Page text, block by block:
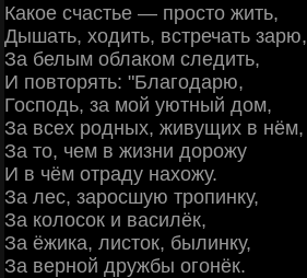
Какое счастье — просто жить,
Дышать, ходить, встречать зарю,
За белым облаком следить,
И повторять: "Благодарю,
Господь, за мой уютный дом,
За всех родных, живущих в нём,
За то, чем в жизни дорожу
И в чём отраду нахожу.
За лес, заросшую тропинку,
За колосок и василёк,
За ёжика, листок, былинку,
За верной дружбы огонёк.